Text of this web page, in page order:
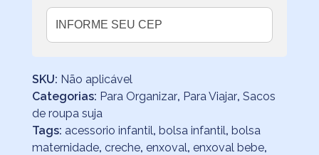
SKU: Não aplicável
Categorias: Para Organizar, Para Viajar, Sacos
de roupa suja
Tags: acessorio infantil, bolsa infantil, bolsa
maternidade, creche, enxoval, enxoval bebe,